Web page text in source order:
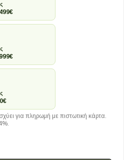
για πληρωμή με πιστωτική κάρτα.